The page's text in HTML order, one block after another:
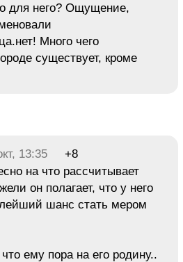
для него? Ощущение,
Много чего
существует, кроме
13:35
+8
на что рассчитывает
он полагает, что у него
шанс стать мером
ему пора на его родину..